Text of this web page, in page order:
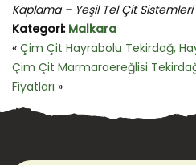
Kaplama – Yeşil Tel Çit
Kategori: Malkara
« Çim Çit Hayrabolu Tekirdağ,
Çim Çit Marmaraereğlisi
Fiyatları »